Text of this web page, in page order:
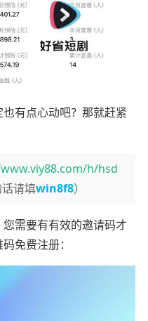
有点心动吧？那就赶紧
h/hsd
请填win8f8）
需要有有效的邀请码才
免费注册：